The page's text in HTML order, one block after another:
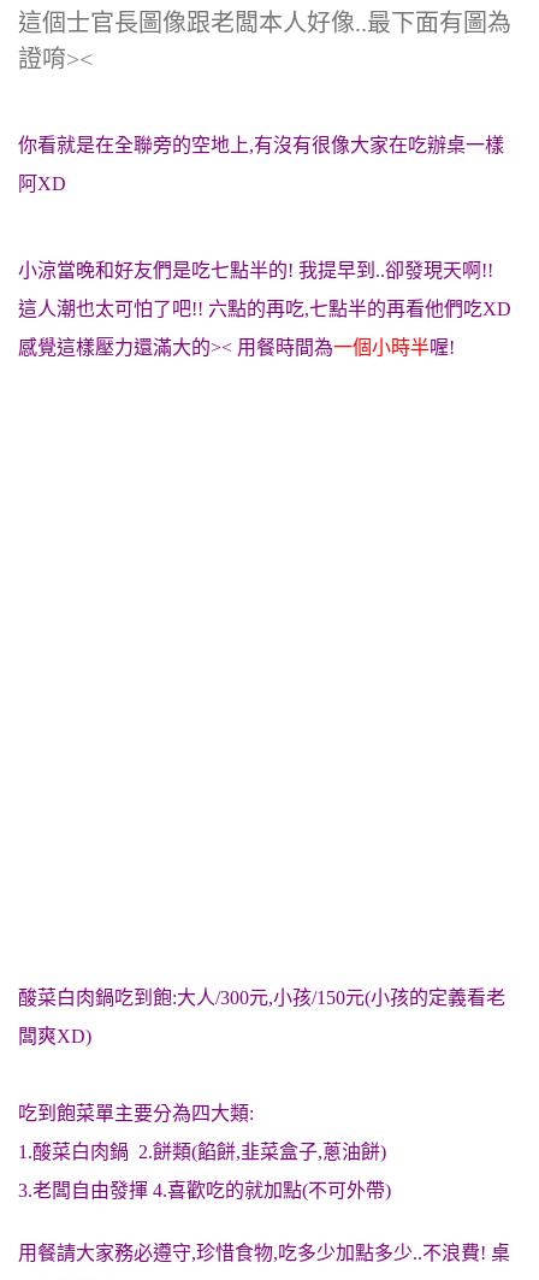
這個士官長圖像跟老闆本人好像..最下面有圖為
證唷><
你看就是在全聯旁的空地上,有沒有很像大家在吃辦桌一樣
阿XD
小涼當晚和好友們是吃七點半的! 我提早到..卻發現天啊!!
這人潮也太可怕了吧!! 六點的再吃,七點半的再看他們吃XD
感覺這樣壓力還滿大的>< 用餐時間為一個小時半喔!
酸菜白肉鍋吃到飽:大人/300元,小孩/150元(小孩的定義看老
闆爽XD)
吃到飽菜單主要分為四大類:
1.酸菜白肉鍋 2.餅類(餡餅,韭菜盒子,蔥油餅)
3.老闆自由發揮 4.喜歡吃的就加點(不可外帶)
用餐請大家務必遵守,珍惜食物,吃多少加點多少..不浪費! 桌